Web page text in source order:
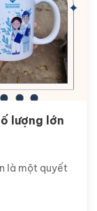
lượng lớn
là một quyết